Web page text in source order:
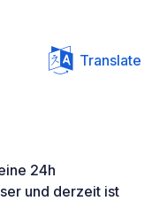
Translate
24h
und derzeit ist